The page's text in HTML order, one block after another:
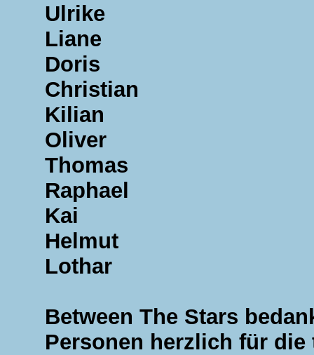
Ulrike
Liane
Doris
Christian
Kilian
Oliver
Thomas
Raphael
Kai
Helmut
Lothar
Between The Stars
Personen herzlich für